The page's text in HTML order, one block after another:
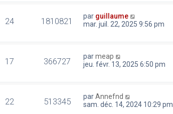
24 1810821 par guillaume
mar. juil. 22, 2025 9:56 pm
17 366727 parmeap
jeu. févr. 13, 2025 6:50 pm
22 513345 parAnnefnd
sam. déc. 14, 2024 10:29 pm